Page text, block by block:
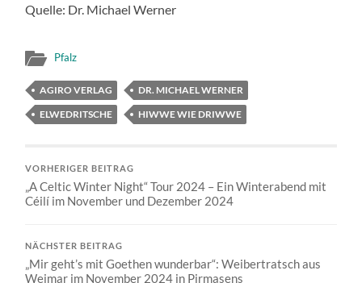
Quelle: Dr. Michael Werner
Pfalz
AGIRO VERLAG
DR. MICHAEL WERNER
ELWEDRITSCHE
HIWWE WIE DRIWWE
VORHERIGER BEITRAG
„A Celtic Winter Night“ Tour 2024 – Ein Winterabend mit
Céilí im November und Dezember 2024
NÄCHSTER BEITRAG
„Mir geht’s mit Goethen wunderbar“: Weibertratsch aus
Weimar im November 2024 in Pirmasens